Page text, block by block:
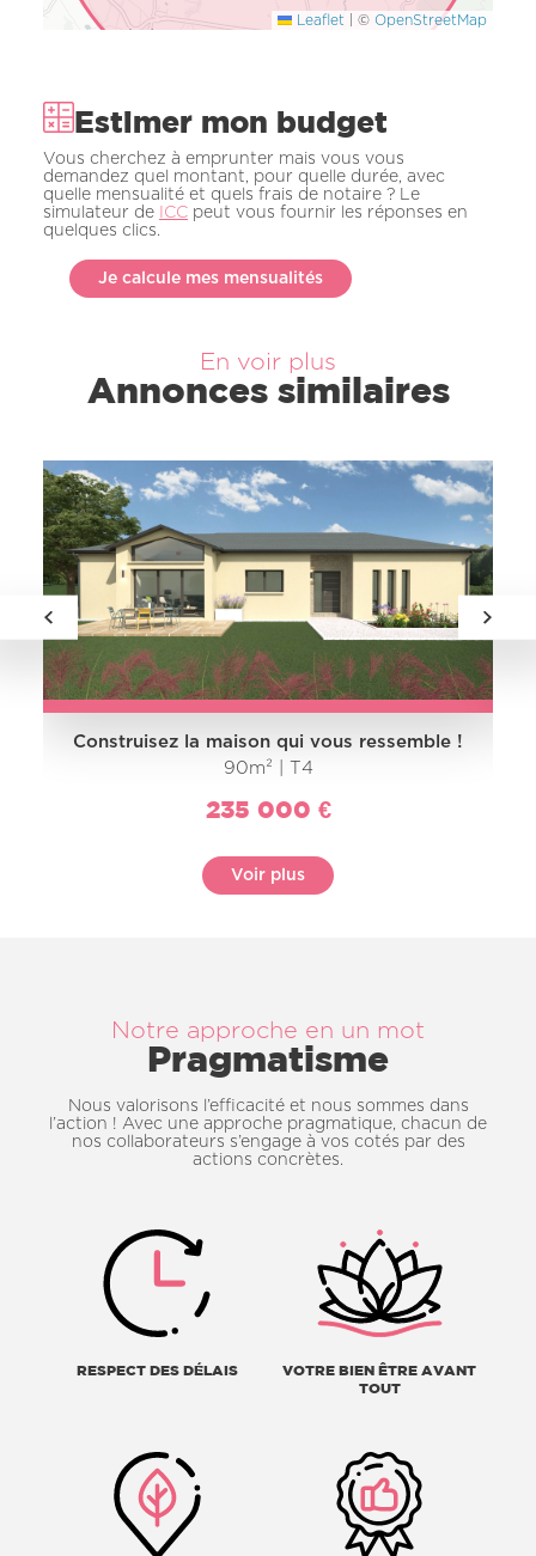
Leaflet © OpenStreetMap
Estimer mon budget
Vous cherchez à emprunter mais vous vous
demandez quel montant, pour quelle durée, avec
quelle mensualité et quels frais de notaire ? Le
simulateur de
ICC peut vous fournir les réponses en
quelques clics.
Je calcule mes mensualités
En voir plus
Annonces similaires
Construisez la maison qui vous ressemble !
90m² | T4
235 000 €
Voir plus
Notre approche en un mot
Pragmatisme
Nous valorisons l’efficacité et nous sommes dans
l’action ! Avec une approche pragmatique, chacun de
nos collaborateurs s’engage à vos cotés par des
actions concrètes.
RESPECT DES DÉLAIS
VOTRE BIEN ÊTRE AVANT
TOUT